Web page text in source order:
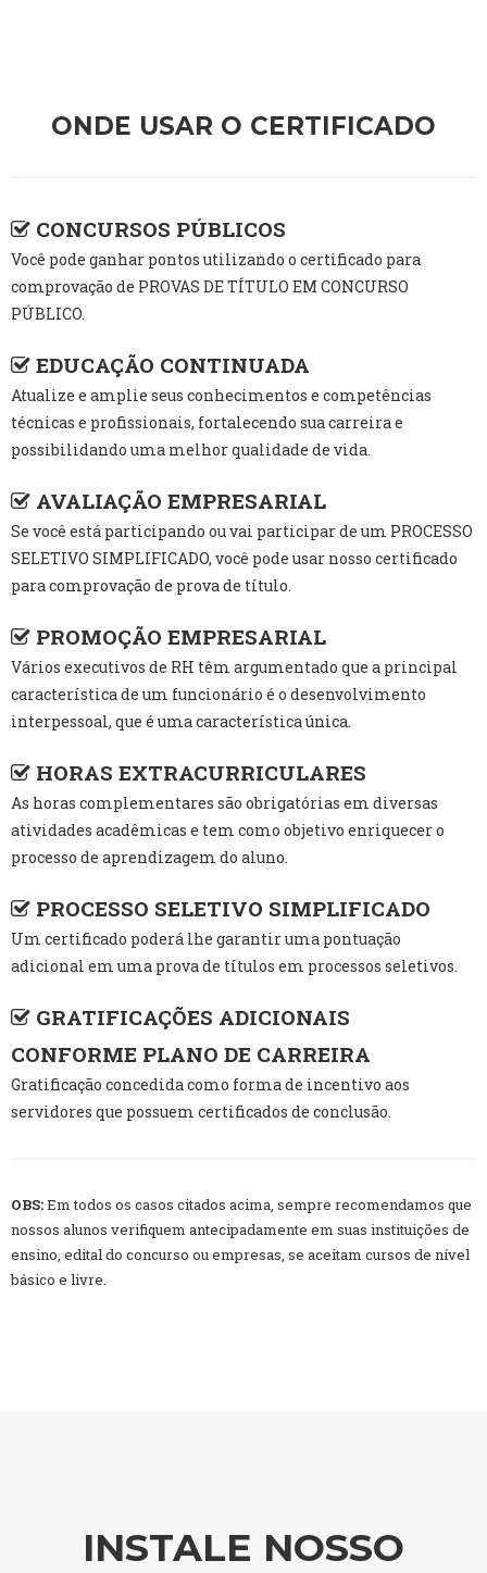
ONDE USAR O CERTIFICADO
CONCURSOS PÚBLICOS
Você pode ganhar pontos utilizando o certificado para
comprovação de PROVAS DE TÍTULO EM CONCURSO
PÚBLICO.
EDUCAÇÃO CONTINUADA
Atualize e amplie seus conhecimentos e competências
técnicas e profissionais, fortalecendo sua carreira e
possibilidando uma melhor qualidade de vida.
AVALIAÇÃO EMPRESARIAL
Se você está participando ou vai participar de um PROCESSO
SELETIVO SIMPLIFICADO, você pode usar nosso certificado
para comprovação de prova de título.
PROMOÇÃO EMPRESARIAL
Vários executivos de RH têm argumentado que a principal
característica de um funcionário é o desenvolvimento
interpessoal, que é uma característica única.
HORAS EXTRACURRICULARES
As horas complementares são obrigatórias em diversas
atividades acadêmicas e tem como objetivo enriquecer o
processo de aprendizagem do aluno.
PROCESSO SELETIVO SIMPLIFICADO
Um certificado poderá lhe garantir uma pontuação
adicional em uma prova de títulos em processos seletivos.
GRATIFICAÇÕES ADICIONAIS
CONFORME PLANO DE CARREIRA
Gratificação concedida como forma de incentivo aos
servidores que possuem certificados de conclusão.
OBS:Em todos os casos citados acima, sempre recomendamos que
nossos alunos verifiquem antecipadamente em suas instituições de
ensino, edital do concurso ou empresas, se aceitam cursos de nível
básico e livre.
INSTALE NOSSO